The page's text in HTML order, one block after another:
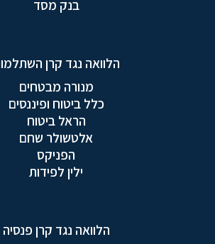
בנק מסד
הלוואה נגד קרן השתלמות
מנורה מבטחים
כלל ביטוח ופיננסים
הראל ביטוח
אלטשולר שחם
הפניקס
ילין לפידות
הלוואה נגד קרן פנסיה